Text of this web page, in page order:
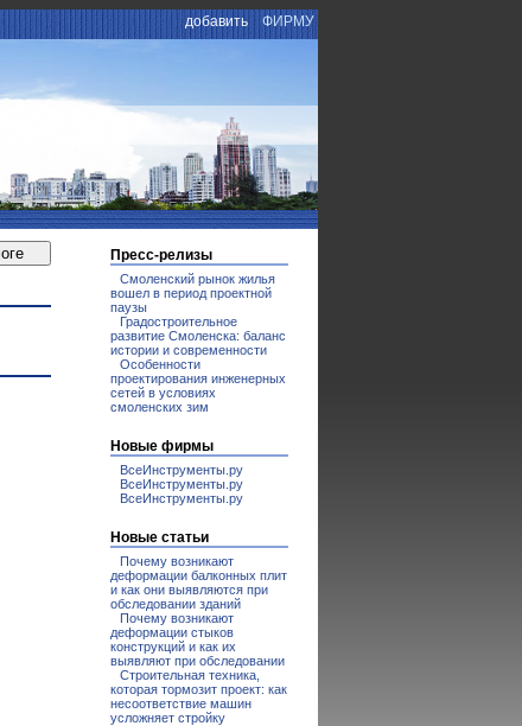
добавить ФИРМУ
Пресс-релизы
Смоленский рынок жилья
вошел в период проектной
паузы
Градостроительное
развитие Смоленска: баланс
истории и современности
Особенности
проектирования инженерных
сетей в условиях
смоленских зим
Новые фирмы
ВсеИнструменты.ру
ВсеИнструменты.ру
ВсеИнструменты.ру
Новые статьи
Почему возникают
деформации балконных плит
и как они выявляются при
обследовании зданий
Почему возникают
деформации стыков
конструкций и как их
выявляют при обследовании
Строительная техника,
которая тормозит проект: как
несоответствие машин
усложняет стройку